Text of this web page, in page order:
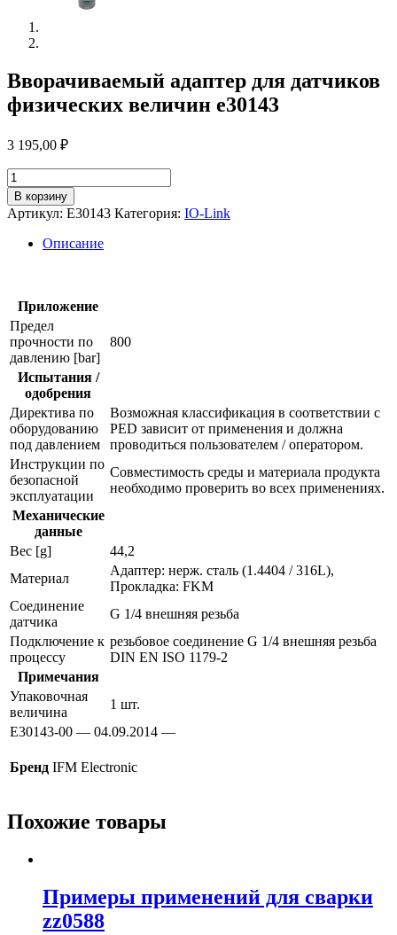
Вворачиваемый адаптер для датчиков
физических величин e30143
3 195,00 ₽
Количество
товара
Вворачиваемый
адаптер
датчиков
e30143
В корзину
Артикул: E30143 Категория: IO-Link
Описание
Приложение
Предел
прочности по
давлению [bar]
800
Испытания /
одобрения
Директива по
оборудованию
под давлением
Возможная классификация в соответствии с
PED зависит от применения и должна
проводиться пользователем / оператором.
Инструкции по
безопасной
эксплуатации
Совместимость среды и материала продукта
необходимо проверить во всех применениях.
Механические
данные
Вес [g]
44,2
Материал
Адаптер: нерж. сталь (1.4404 / 316L),
Прокладка: FKM
Соединение
датчика
G 1/4 внешняя резьба
Подключение к
процессу
резьбовое соединение G 1/4 внешняя резьба
DIN EN ISO 1179-2
Примечания
Упаковочная
величина
1 шт.
E30143-00 — 04.09.2014 —
Бренд IFM Electronic
Похожие товары
Примеры применений для сварки
zz0588